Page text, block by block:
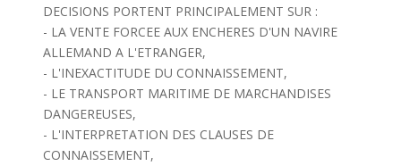
DECISIONS PORTENT PRINCIPALEMENT SUR :
- LA VENTE FORCEE AUX ENCHERES D'UN NAVIRE
ALLEMAND A L'ETRANGER,
- L'INEXACTITUDE DU CONNAISSEMENT,
- LE TRANSPORT MARITIME DE MARCHANDISES
DANGEREUSES,
- L'INTERPRETATION DES CLAUSES DE
CONNAISSEMENT,